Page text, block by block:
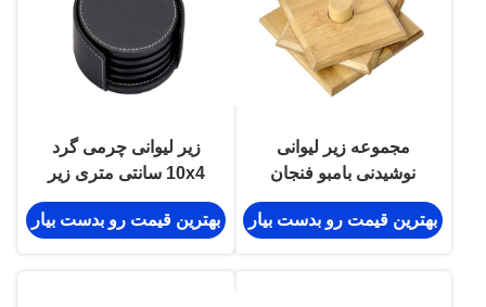
مجموعه زیر لیوانی
نوشیدنی بامبو فنجان
مربع سوغاتی سفارشی
بهترین قیمت رو بدست بیار
زیر لیوانی چرمی گرد
10x4 سانتی متری زیر
لیوانی مشکی مشکی
سفارشی
بهترین قیمت رو بدست بیار